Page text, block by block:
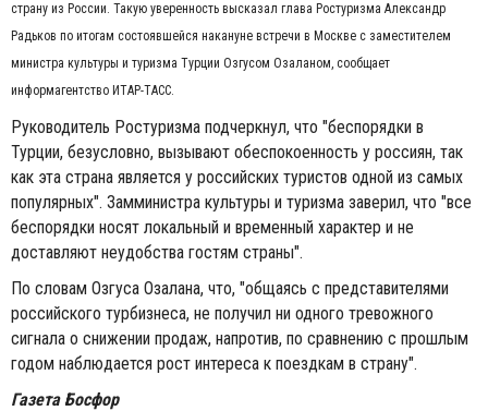
страну из России. Такую уверенность высказал глава Ростуризма Александр
Радьков по итогам состоявшейся накануне встречи в Москве с заместителем
министра культуры и туризма Турции Озгусом Озаланом, сообщает
информагентство ИТАР-ТАСС.
Руководитель Ростуризма подчеркнул, что "беспорядки в
Турции, безусловно, вызывают обеспокоенность у россиян, так
как эта страна является у российских туристов одной из самых
популярных". Замминистра культуры и туризма заверил, что "все
беспорядки носят локальный и временный характер и не
доставляют неудобства гостям страны".
По словам Озгуса Озалана, что, "общаясь с представителями
российского турбизнеса, не получил ни одного тревожного
сигнала о снижении продаж, напротив, по сравнению с прошлым
годом наблюдается рост интереса к поездкам в страну".
Газета Босфор